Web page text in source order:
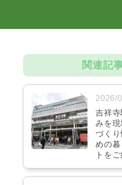
関連記
2026/
吉祥
みを現
づく
めの暮
トを